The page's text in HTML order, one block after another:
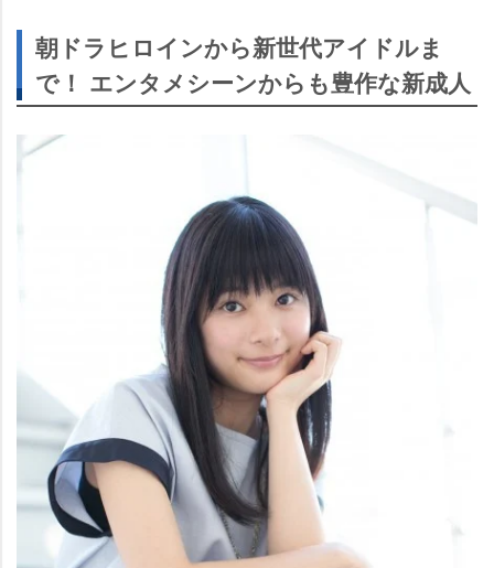
朝ドラヒロインから新世代アイドルま
で！ エンタメシーンからも豊作な新成人